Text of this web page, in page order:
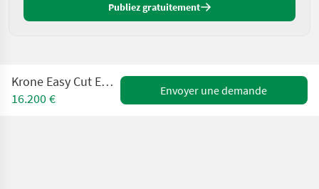
Publiez gratuitement
Krone Easy Cut EC F320 HIghland
16.200 €
Envoyer une demande